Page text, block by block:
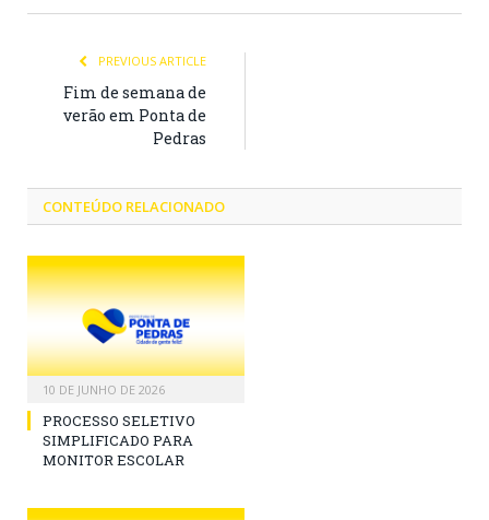
PREVIOUS ARTICLE
Fim de semana de
verão em Ponta de
Pedras
CONTEÚDO RELACIONADO
10 DE JUNHO DE 2026
PROCESSO SELETIVO
SIMPLIFICADO PARA
MONITOR ESCOLAR